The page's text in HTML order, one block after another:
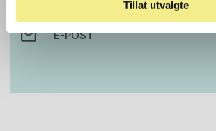
Tillat utvalgte
E-POST